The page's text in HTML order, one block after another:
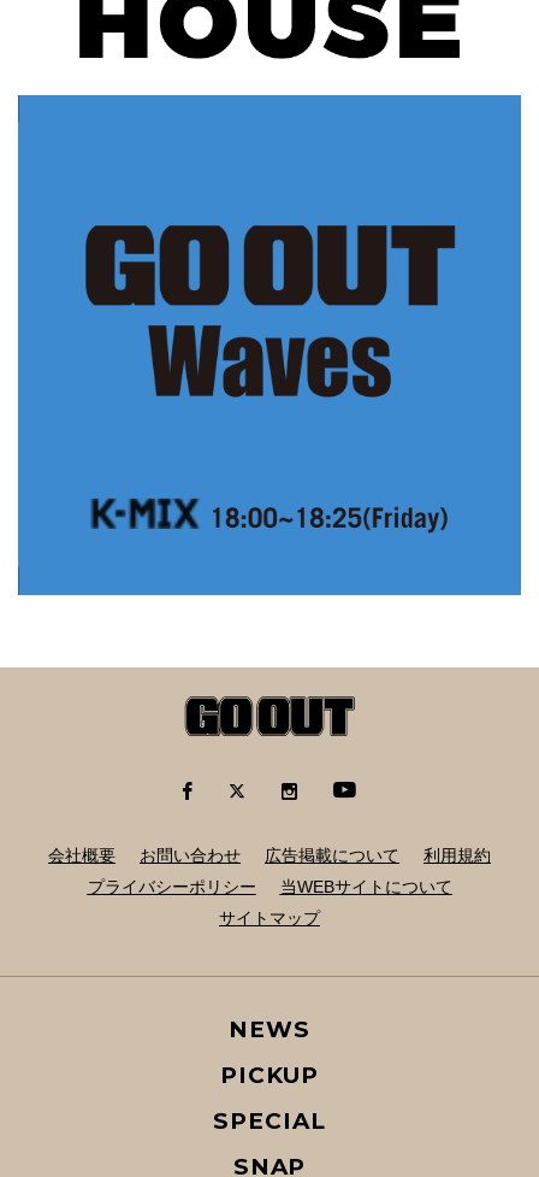
会社概要 お問い合わせ 広告掲載について
利用規約
プライバシーポリシー
当WEBサイトについて
サイトマップ
NEWS
PICKUP
SPECIAL
SNAP